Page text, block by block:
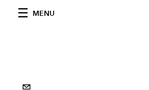
MENU